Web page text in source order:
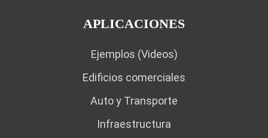
APLICACIONES
Ejemplos (Videos)
Edificios comerciales
Auto y Transporte
Infraestructura